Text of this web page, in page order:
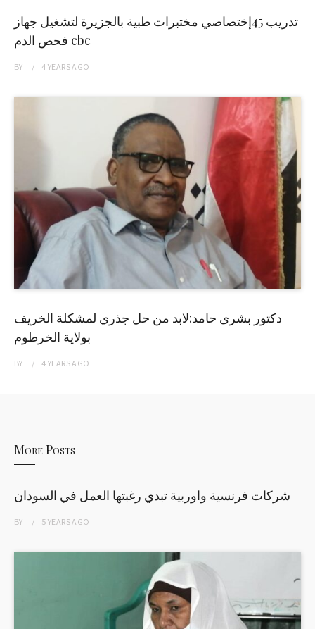
تدريب 45إختصاصي مختبرات طبية بالجزيرة لتشغيل جهاز
فحص الدم cbc
BY 4 YEARSAGO
دكتور بشرى حامد:لابد من حل جذري لمشكلة الخريف
بولاية الخرطوم
BY 4 YEARSAGO
More Posts
شركات فرنسية واوربية تبدي رغبتها العمل في السودان
BY 5 YEARSAGO